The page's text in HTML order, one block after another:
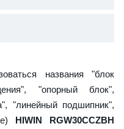
названия "блок
"опорный блок",
"линейный подшипник",
HIWIN RGW30CCZBH